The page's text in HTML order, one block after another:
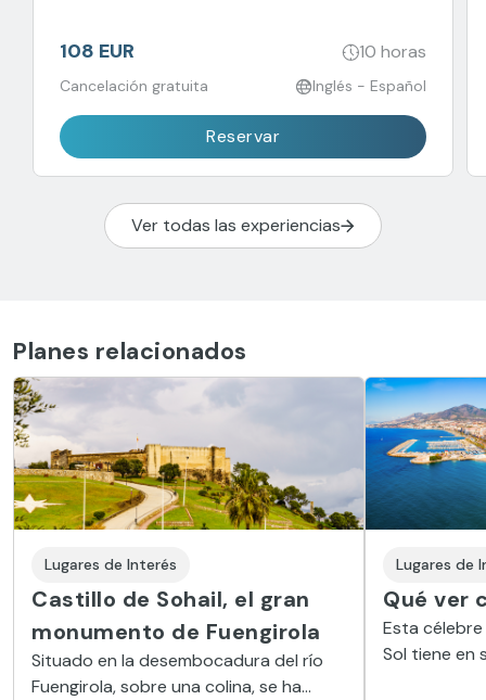
108 EUR 10 horas
Cancelación gratuita Inglés - Español
Reservar
Ver todas las experiencias
Planes relacionados
Lugares de Interés
Castillo de Sohail, el gran
monumento de Fuengirola
Situado en la desembocadura del río
Fuengirola, sobre una colina, se ha
Lugares de
Qué ver
Esta
Sol tiene en